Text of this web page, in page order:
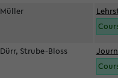
Müller
Dürr, Strube-Bloss